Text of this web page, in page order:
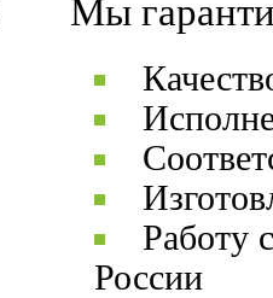
Мы
Работу
России